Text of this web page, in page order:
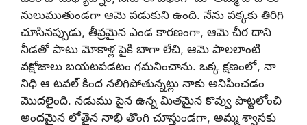
నులుముతుండగా ఆమె పడుకుని ఉంది. నేను పక్కకు తిరిగి
చూసినప్పుడు, తీవ్రమైన ఎండ కారణంగా, ఆమె చీర దాని
నీడతో పాటు మోకాళ్ల పైకి బాగా లేచి, ఆమె పాలలాంటి
వక్షోజాలు బయటపడటం గమనించాను. ఒక్క క్షణంలో, నా
నిధి ఆ టవల్ కింద నలిగిపోతున్నట్లు నాకు అనిపించడం
మొదలైంది. నడుము పైన ఉన్న మితమైన కొవ్వు పొట్టలోంచి
అందమైన లోతైన నాభి తొంగి చూస్తుండగా, అమ్మ శ్వాసకు